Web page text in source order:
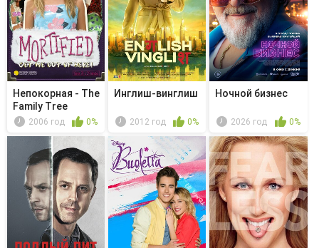
Непокорная - The
Family Tree
2006 год 0%
Инглиш-винглиш
2012 год 0%
Ночной бизнес
2026 год 0%